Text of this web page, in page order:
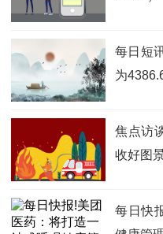
每日短
为
焦点访
收好图
每日快